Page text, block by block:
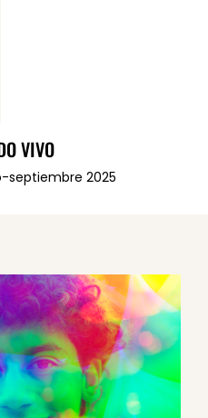
VIVO
septiembre 2025